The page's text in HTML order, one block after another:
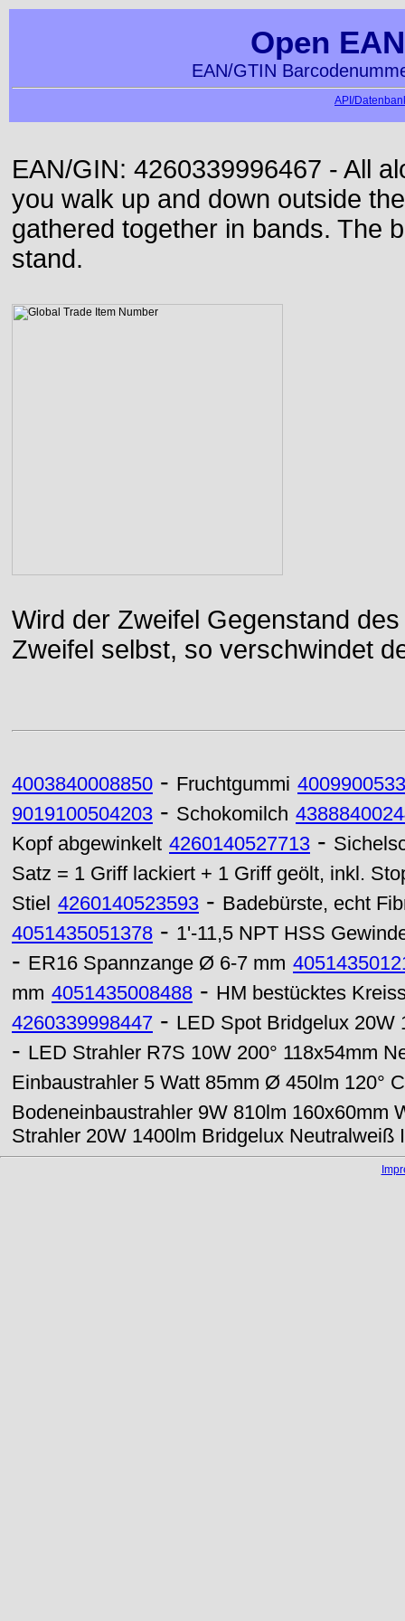
Open
EAN/GTIN
API/
EAN/GIN: 4260339996467 - All
you walk up and down outside
gathered together in bands. The
stand.
Wird der Zweifel Gegenstand
Zweifel selbst, so verschwindet
4003840008850 - Fruchtgummi
9019100504203 - Schokomilch
Kopf abgewinkelt 4260140527713 -
Satz = 1 Griff lackiert + 1 Griff geölt, inkl.
Stiel 4260140523593 - Badebürste, echt
4051435051378 - 1'-11,5 NPT HSS
- ER16 Spannzange Ø 6-7 mm
mm 4051435008488 - HM bestücktes
4260339998447 - LED Spot Bridgelux 20W
- LED Strahler R7S 10W 200° 118x54mm
Einbaustrahler 5 Watt 85mm Ø 450lm 120°
Bodeneinbaustrahler 9W 810lm 160x60mm
Strahler 20W 1400lm Bridgelux Neutralweiß